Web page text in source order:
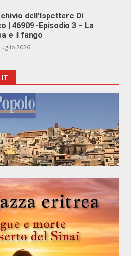
dell’Ispettore Di
| 46909 -Episodio 3 – La
e il fango
2026